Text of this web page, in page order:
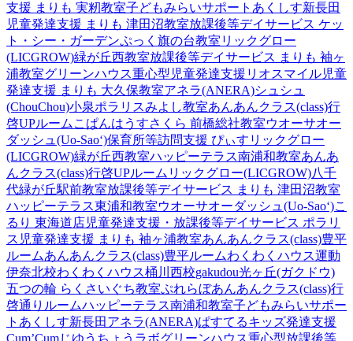
支援 まりも 実籾教室子どもみらいサポートあくしす新長田
児童発達支援 まりも 津田沼教室放課後等デイサービス ケッ
ト・シー・ガーデンぷっく旗の台教室 リックグロー
(LICGROW)緑が丘西教室放課後等デイサービス まりも 袖ヶ
浦教室グリーンハウス重心型児童発達支援 リオスマイル児童
発達支援 まりも 大久保教室アネラ(ANERA)シュシュ
(ChouChou)小泉ポラリスみよし教室あんあんクラス(class)行
啓UPルーム こぱんはうすさくら 前橋総社教室ウオーサオー
ダッシュ(Uo-Sao‘)保育所等訪問支援 ぴぃす リックグロー
(LICGROW)緑が丘西教室ハッピーテラス南浦和教室あんあ
んクラス(class)行啓UPルーム リックグロー(LICGROW)八千
代緑が丘駅前教室放課後等デイサービス まりも 津田沼教室
ハッピーテラス東浦和教室ウオーサオーダッシュ(Uo-Sao‘)こ
るり 東海道店児童発達支援・放課後等デイサービス ポラリ
ス 児童発達支援 まりも 袖ヶ浦教室あんあんクラス(class)豊平
ルームあんあんクラス(class)豊平ルームわくわくハウス運動
伊奈北校わくわくハウス桶川西校gakudou光ヶ丘(ガクドウ)
五つの輪 らくさいぐち教室ぷれらぼあんあんクラス(class)行
啓通りルームハッピーテラス南浦和教室子どもみらいサポー
トあくしす新長田 アネラ(ANERA)ぱすてるキッズ発達支援